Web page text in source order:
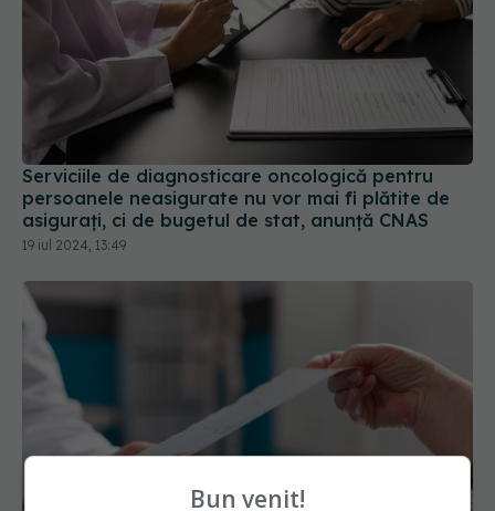
Serviciile de diagnosticare oncologică pentru
persoanele neasigurate nu vor mai fi plătite de
asigurați, ci de bugetul de stat, anunță CNAS
19 iul 2024, 13:49
Bun venit!